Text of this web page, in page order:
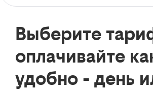
Выберите
оплачивайте
удобно - день